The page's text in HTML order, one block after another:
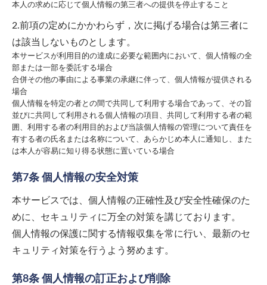
本人の求めに応じて個人情報の第三者への提供を停止すること
2.前項の定めにかかわらず，次に掲げる場合は第三者に
は該当しないものとします。
本サービスが利用目的の達成に必要な範囲内において、個人情報の全
部または一部を委託する場合
合併その他の事由による事業の承継に伴って、個人情報が提供される
場合
個人情報を特定の者との間で共同して利用する場合であって、その旨
並びに共同して利用される個人情報の項目、共同して利用する者の範
囲、利用する者の利用目的および当該個人情報の管理について責任を
有する者の氏名または名称について、あらかじめ本人に通知し、また
は本人が容易に知り得る状態に置いている場合
第7条 個人情報の安全対策
本サービスでは、個人情報の正確性及び安全性確保のた
めに、セキュリティに万全の対策を講じております。
個人情報の保護に関する情報収集を常に行い、最新のセ
キュリティ対策を行うよう努めます。
第8条 個人情報の訂正および削除